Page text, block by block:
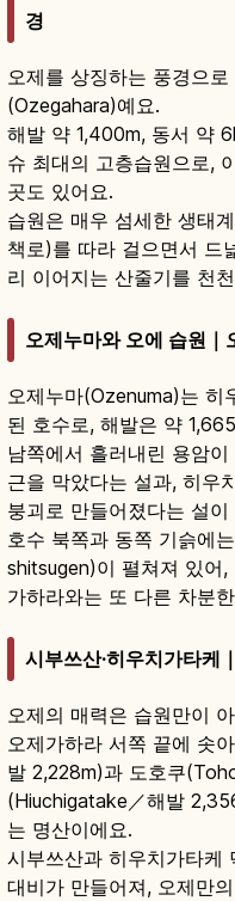
경
오제를 상징하는 풍경으
(Ozegahara)예요.
해발 약 1,400m, 동서 약
슈 최대의 고층습원으로,
곳도 있어요.
습원은 매우 섬세한 생태
책로)를 따라 걸으면서 드
리 이어지는 산줄기를 천
오제누마와 오에 습원｜
오제누마(Ozenuma)는 히
된 호수로, 해발은 약
남쪽에서 흘러내린 용암
근을 막았다는 설과, 히우
붕괴로 만들어졌다는 설
호수 북쪽과 동쪽 기슭에
shitsugen)이 펼쳐져 있어
가하라와는 또 다른 차분
시부쓰산·히우치가타케
오제의 매력은 습원만이
오제가하라 서쪽 끝에 솟
발 2,228m)과 도호쿠
(Hiuchigatake／해발
는 명산이에요.
시부쓰산과 히우치가타케
대비가 만들어져, 오제만